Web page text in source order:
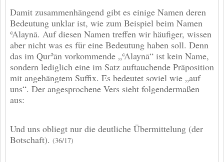
Damit zusammenhängend gibt es einige Namen deren
Bedeutung unklar ist, wie zum Beispiel beim Namen
ʿAlaynā. Auf diesen Namen treffen wir häufiger, wissen
aber nicht was es für eine Bedeutung haben soll. Denn
das im Qurʾān vorkommende „ʿAlaynā“ ist kein Name,
sondern lediglich eine im Satz auftauchende Präposition
mit angehängtem Suffix. Es bedeutet soviel wie „auf
uns“. Der angesprochene Vers sieht folgendermaßen
aus:
Und uns obliegt nur die deutliche Übermittelung (der
Botschaft). (36/17)